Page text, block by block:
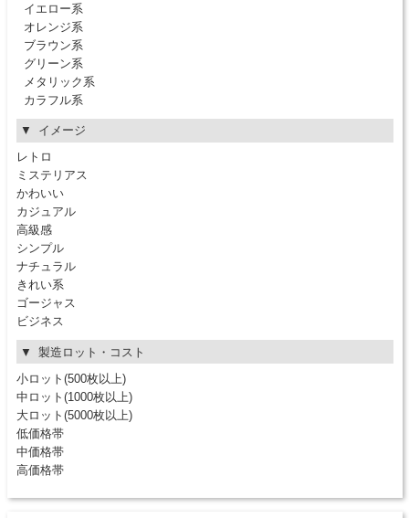
イエロー系
オレンジ系
ブラウン系
グリーン系
メタリック系
カラフル系
イメージ
レトロ
ミステリアス
かわいい
カジュアル
高級感
シンプル
ナチュラル
きれい系
ゴージャス
ビジネス
製造ロット・コスト
小ロット(500枚以上)
中ロット(1000枚以上)
大ロット(5000枚以上)
低価格帯
中価格帯
高価格帯